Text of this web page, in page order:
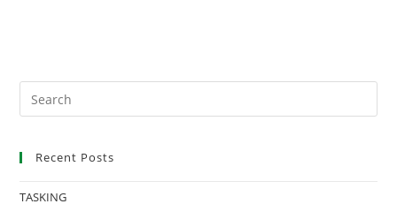
Recent Posts
TASKING